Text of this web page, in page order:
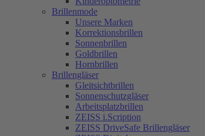
Brillenmode
Unsere Marken
Korrektionsbrillen
Sonnenbrillen
Goldbrillen
Hornbrillen
Brillengläser
Gleitsichtbrillen
Sonnenschutzgläser
Arbeitsplatzbrillen
ZEISS i.Scription
ZEISS DriveSafe Brillengläser